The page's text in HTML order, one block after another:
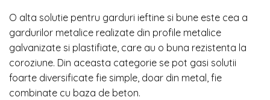
O alta solutie pentru garduri ieftine si bune este cea a
gardurilor metalice realizate din profile metalice
galvanizate si plastifiate, care au o buna rezistenta la
coroziune. Din aceasta categorie se pot gasi solutii
foarte diversificate fie simple, doar din metal, fie
combinate cu baza de beton.